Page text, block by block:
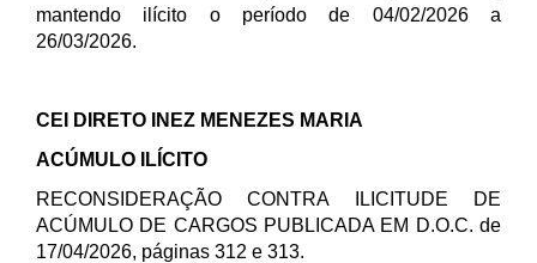
mantendo ilícito o período de 04/02/2026 a
26/03/2026.
CEI DIRETO INEZ MENEZES MARIA
ACÚMULO ILÍCITO
RECONSIDERAÇÃO CONTRA ILICITUDE DE
ACÚMULO DE CARGOS PUBLICADA EM D.O.C. de
17/04/2026, páginas 312 e 313.